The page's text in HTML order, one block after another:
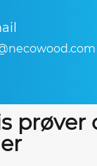
prøver